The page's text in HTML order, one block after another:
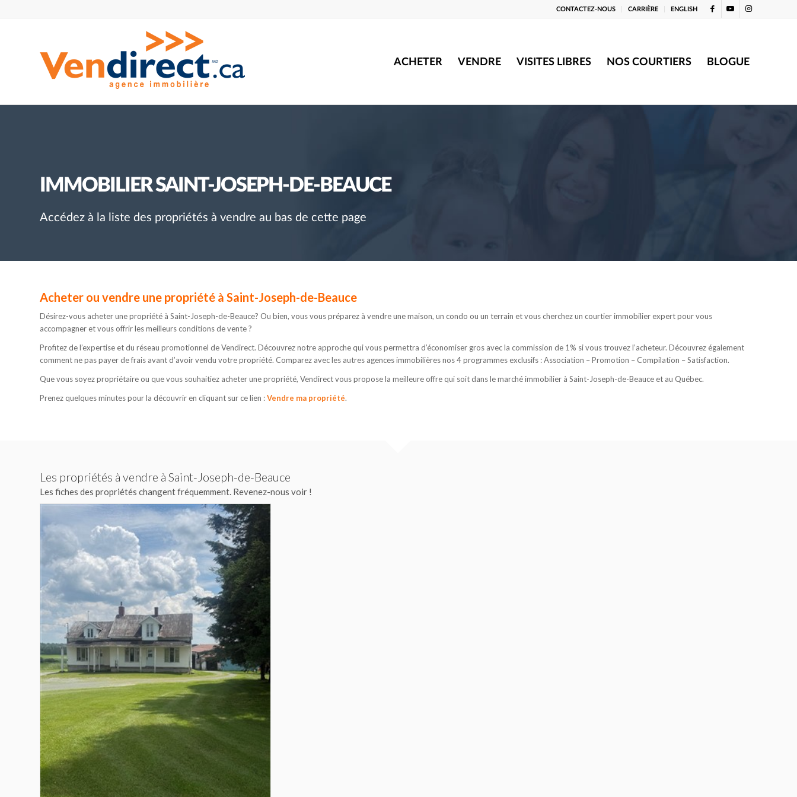
CONTACTEZ-NOUS CARRIÈRE ENGLISH
ACHETER VENDRE VISITES LIBRES NOS COURTIERS BLOGUE
IMMOBILIER SAINT-JOSEPH-DE-BEAUCE
Accédez à la liste des propriétés à vendre au bas de cette page
Acheter ou vendre une propriété à Saint-Joseph-de-Beauce
Désirez-vous acheter une propriété à Saint-Joseph-de-Beauce? Ou bien, vous vous préparez à vendre une maison, un condo ou un terrain et vous cherchez un courtier immobilier expert pour vous
accompagner et vous offrir les meilleurs conditions de vente ?
Profitez de l’expertise et du réseau promotionnel de Vendirect. Découvrez notre approche qui vous permettra d’économiser gros avec la commission de 1% si vous trouvez l’acheteur. Découvrez également
comment ne pas payer de frais avant d’avoir vendu votre propriété. Comparez avec les autres agences immobilières nos 4 programmes exclusifs : Association – Promotion – Compilation – Satisfaction.
Que vous soyez propriétaire ou que vous souhaitiez acheter une propriété, Vendirect vous propose la meilleure offre qui soit dans le marché immobilier à Saint-Joseph-de-Beauce et au Québec.
Prenez quelques minutes pour la découvrir en cliquant sur ce lien :Vendre ma propriété.
Les propriétés à vendre à Saint-Joseph-de-Beauce
Les fiches des propriétés changent fréquemment. Revenez-nous voir !